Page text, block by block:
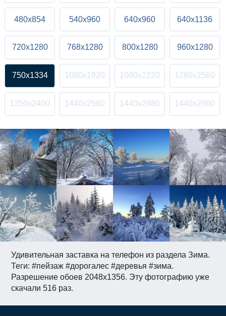
Удивительная заставка на телефон из раздела Зима.
Теги: #пейзаж #дорогалес #деревья #зима.
Разрешение обоев 2048x1356. Эту фотографию уже
скачали 516 раз.
480x854 540x960 640x960 640x1136
720x1280 768x1280 800x1280 960x1280
750x1334 1080x1920 1080x2220 1280x2560
1350x2400 1440x2560 1440x2880 1440x2960